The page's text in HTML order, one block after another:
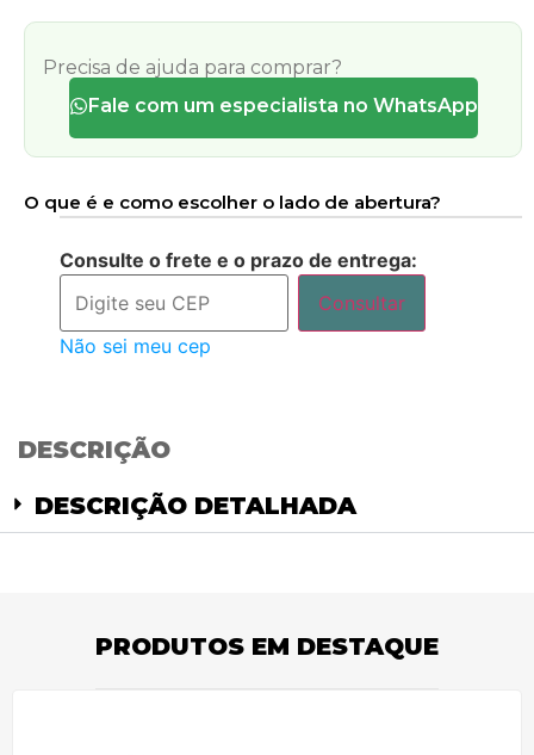
Precisa de ajuda para comprar?
Fale com um especialista no WhatsApp
O que é e como escolher o lado de abertura?
Consulte o frete e o prazo de entrega:
Consultar
Não sei meu cep
DESCRIÇÃO
DESCRIÇÃO DETALHADA
PRODUTOS EM DESTAQUE